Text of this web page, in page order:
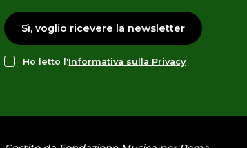
Sì, voglio ricevere la newsletter
Ho letto l'Informativa sulla Privacy